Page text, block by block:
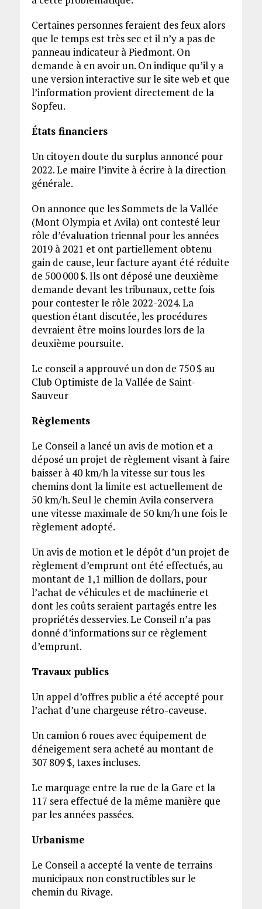
Certaines personnes feraient des feux alors
que le temps est très sec et il n’y a pas de
panneau indicateur à Piedmont. On
demande à en avoir un. On indique qu’il y a
une version interactive sur le site web et que
l’information provient directement de la
Sopfeu.
États financiers
Un citoyen doute du surplus annoncé pour
2022. Le maire l’invite à écrire à la direction
générale.
On annonce que les Sommets de la Vallée
(Mont Olympia et Avila) ont contesté leur
rôle d’évaluation triennal pour les années
2019 à 2021 et ont partiellement obtenu
gain de cause, leur facture ayant été réduite
de 500 000 $. Ils ont déposé une deuxième
demande devant les tribunaux, cette fois
pour contester le rôle 2022-2024. La
question étant discutée, les procédures
devraient être moins lourdes lors de la
deuxième poursuite.
Le conseil a approuvé un don de 750 $ au
Club Optimiste de la Vallée de Saint-
Sauveur
Règlements
Le Conseil a lancé un avis de motion et a
déposé un projet de règlement visant à faire
baisser à 40 km/h la vitesse sur tous les
chemins dont la limite est actuellement de
50 km/h. Seul le chemin Avila conservera
une vitesse maximale de 50 km/h une fois le
règlement adopté.
Un avis de motion et le dépôt d’un projet de
règlement d’emprunt ont été effectués, au
montant de 1,1 million de dollars, pour
l’achat de véhicules et de machinerie et
dont les coûts seraient partagés entre les
propriétés desservies. Le Conseil n’a pas
donné d’informations sur ce règlement
d’emprunt.
Travaux publics
Un appel d’offres public a été accepté pour
l’achat d’une chargeuse rétro-caveuse.
Un camion 6 roues avec équipement de
déneigement sera acheté au montant de
307 809 $, taxes incluses.
Le marquage entre la rue de la Gare et la
117 sera effectué de la même manière que
par les années passées.
Urbanisme
Le Conseil a accepté la vente de terrains
municipaux non constructibles sur le
chemin du Rivage.